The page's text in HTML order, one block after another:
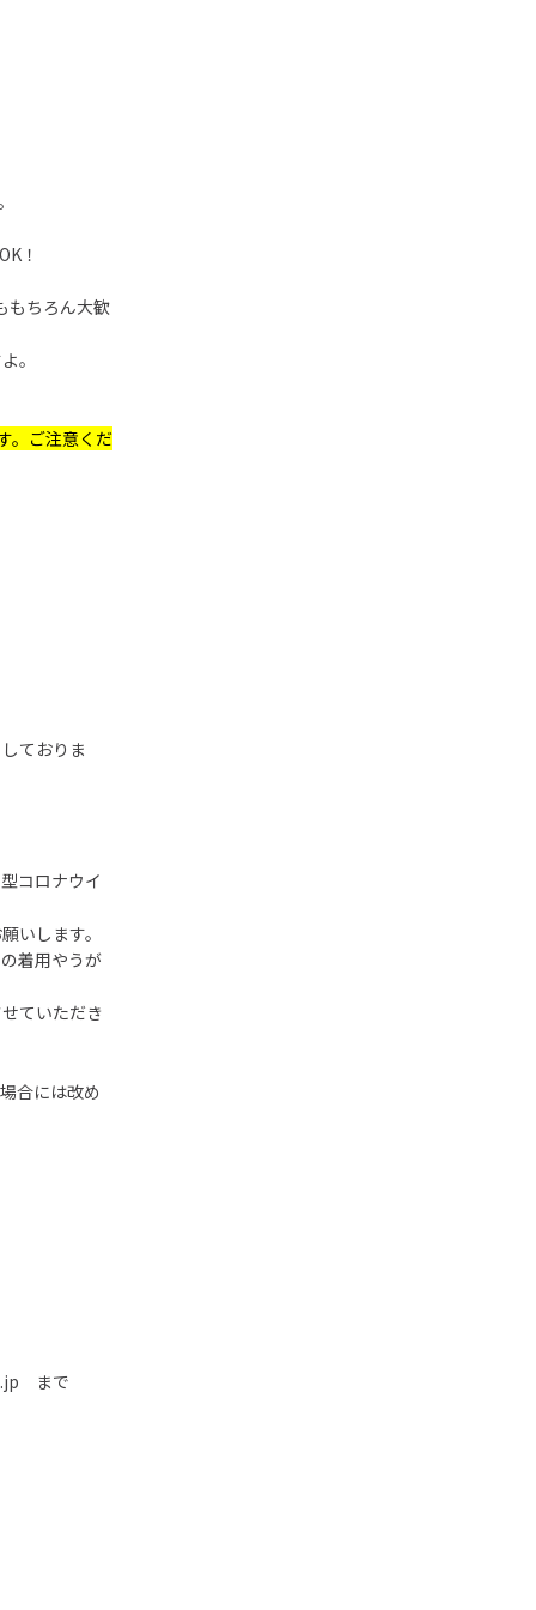
！
もちろん大歓
。
。ご注意くだ
ておりま
コロナウイ
いします。
着用やうが
ていただき
合には改め
まで